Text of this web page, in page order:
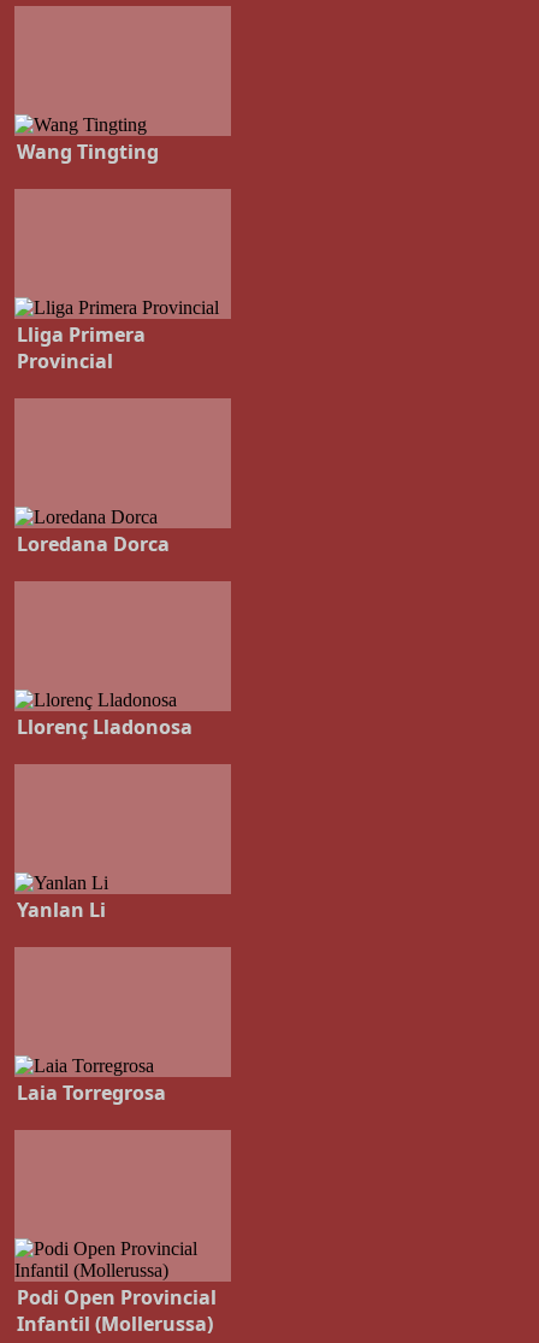
Wang Tingting
Lliga Primera
Provincial
Loredana Dorca
Llorenç Lladonosa
Yanlan Li
Laia Torregrosa
Podi Open Provincial
Infantil (Mollerussa)